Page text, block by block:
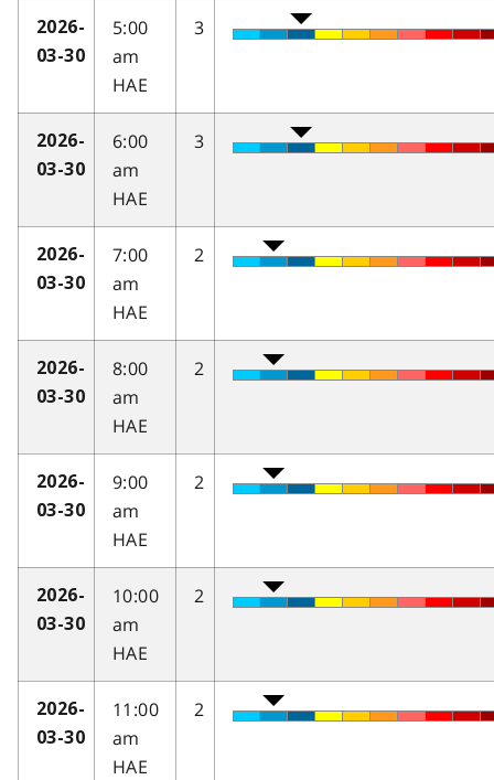
2026-
03-30
5:00
am
HAE
3
2026-
03-30
6:00
am
HAE
3
2026-
03-30
7:00
am
HAE
2
2026-
03-30
8:00
am
HAE
2
2026-
03-30
9:00
am
HAE
2
2026-
03-30
10:00
am
HAE
2
2026-
03-30
11:00
am
HAE
2